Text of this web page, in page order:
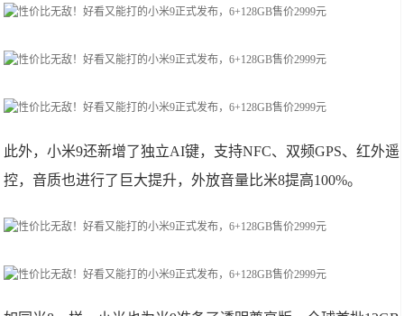
此外，小米9还新增了独立AI键，支持NFC、双频GPS、红外遥
控，音质也进行了巨大提升，外放音量比米8提高100%。